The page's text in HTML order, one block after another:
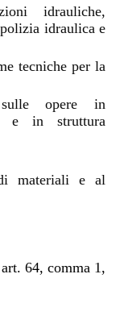
idrauliche,
idraulica e
tecniche per la
opere in
e in struttura
materiali e al
64, comma 1,